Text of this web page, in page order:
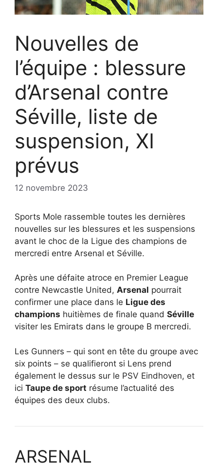
Nouvelles de
l’équipe : blessure
d’Arsenal contre
Séville, liste de
suspension, XI
prévus
12 novembre 2023
Sports Mole rassemble toutes les dernières
nouvelles sur les blessures et les suspensions
avant le choc de la Ligue des champions de
mercredi entre Arsenal et Séville.
Après une défaite atroce en Premier League
contre Newcastle United, Arsenal pourrait
confirmer une place dans le Ligue des
champions huitièmes de finale quand Séville
visiter les Emirats dans le groupe B mercredi.
Les Gunners – qui sont en tête du groupe avec
six points – se qualifieront si Lens prend
également le dessus sur le PSV Eindhoven, et
ici Taupe de sport résume l’actualité des
équipes des deux clubs.
ARSENAL